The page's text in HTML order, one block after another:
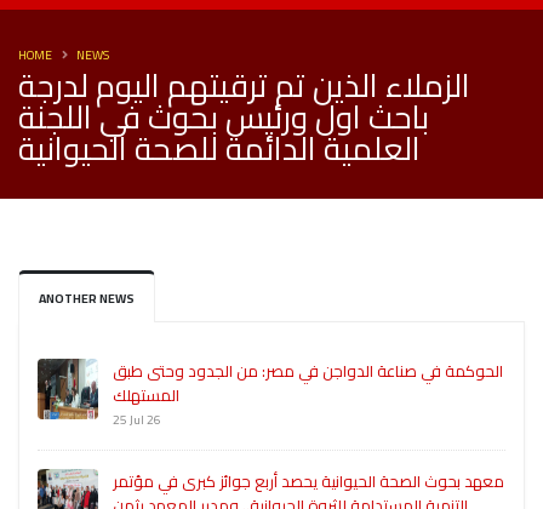
الزملاء الذين تم ترقيتهم اليوم لدرجة
باحث اول ورئيس بحوث في اللجنة
العلمية الدائمة للصحة الحيوانية
HOME NEWS
ANOTHER NEWS
الحوكمة في صناعة الدواجن في مصر: من الجدود وحتى طبق
المستهلك
25 Jul 26
معهد بحوث الصحة الحيوانية يحصد أربع جوائز كبرى في مؤتمر